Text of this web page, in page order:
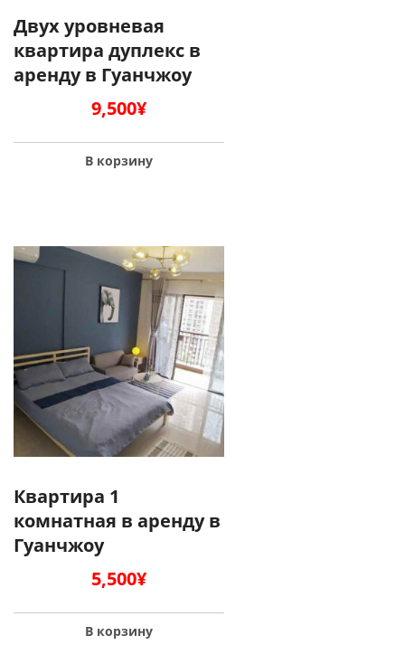
Двух уровневая
квартира дуплекс в
аренду в Гуанчжоу
9,500¥
В корзину
Квартира 1
комнатная в аренду в
Гуанчжоу
5,500¥
В корзину